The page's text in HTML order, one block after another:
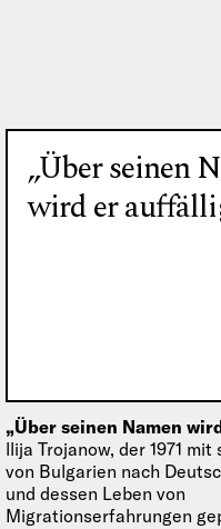
„Über seinen
wird er
„Über seinen Namen
llija Trojanow, der 1971
von Bulgarien nach
und dessen Leben von
Migrationserfahrungen